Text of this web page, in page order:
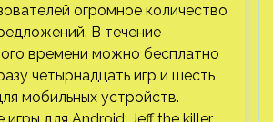
огромное количество
В течение
времени можно бесплатно
четырнадцать игр и шесть
мобильных устройств.